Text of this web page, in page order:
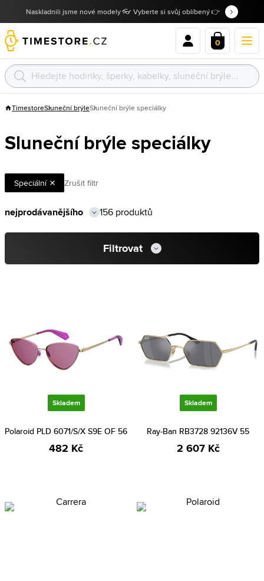
Naskladnili jsme nové modely 👓 Vyberte si svůj oblíbený 👉
0
TimestoreSluneční brýleSluneční brýle speciálky
Sluneční brýle speciálky
Speciální Zrušit filtr
156 produktů
Filtrovat
Skladem
Polaroid PLD 6071/S/X S9E OF 56
482 Kč
Skladem
Ray-Ban RB3728 92136V 55
2 607 Kč